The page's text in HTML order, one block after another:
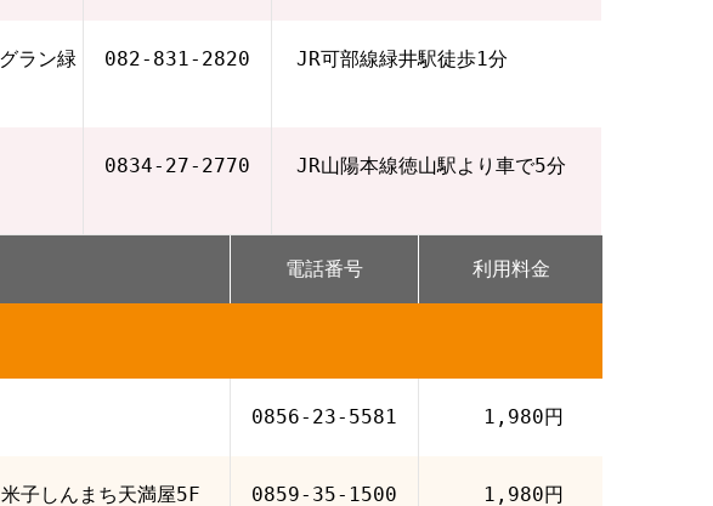
ラン緑
082‐831‐2820 JR可部線緑井駅徒歩1分
0834‐27‐2770 JR山陽本線徳山駅より車で5分
電話番号 利用料金
0856-23-5581 1,980円
子しんまち天満屋5F 0859-35-1500 1,980円